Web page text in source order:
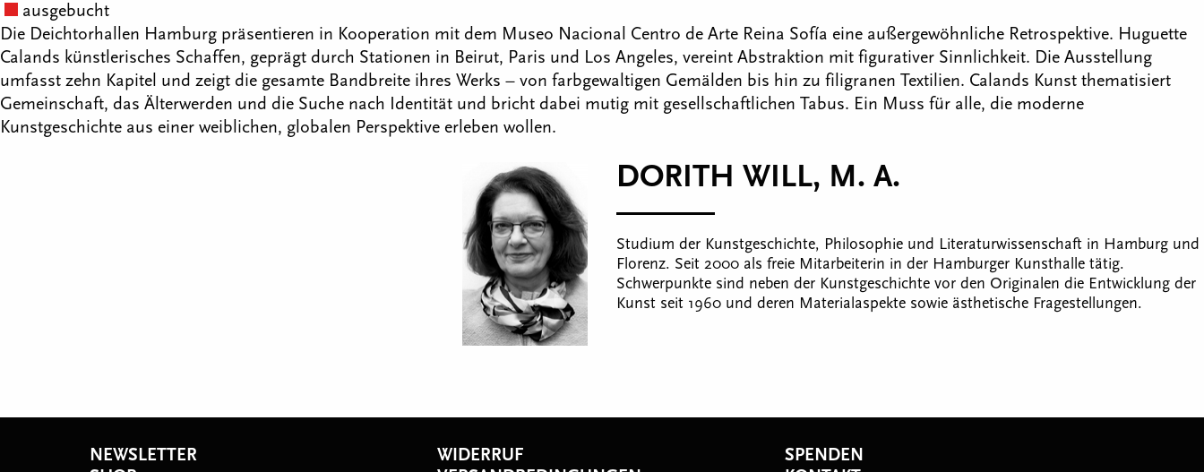
ausgebucht
Die Deichtorhallen Hamburg präsentieren in Kooperation mit dem Museo Nacional Centro de Arte Reina Sofía eine außergewöhnliche Retrospektive. Huguette
Calands künstlerisches Schaffen, geprägt durch Stationen in Beirut, Paris und Los Angeles, vereint Abstraktion mit figurativer Sinnlichkeit. Die Ausstellung
umfasst zehn Kapitel und zeigt die gesamte Bandbreite ihres Werks – von farbgewaltigen Gemälden bis hin zu filigranen Textilien. Calands Kunst thematisiert
Gemeinschaft, das Älterwerden und die Suche nach Identität und bricht dabei mutig mit gesellschaftlichen Tabus. Ein Muss für alle, die moderne
Kunstgeschichte aus einer weiblichen, globalen Perspektive erleben wollen.
DORITH WILL, M. A.
Studium der Kunstgeschichte, Philosophie und Literaturwissenschaft in Hamburg und
Florenz. Seit 2000 als freie Mitarbeiterin in der Hamburger Kunsthalle tätig.
Schwerpunkte sind neben der Kunstgeschichte vor den Originalen die Entwicklung der
Kunst seit 1960 und deren Materialaspekte sowie ästhetische Fragestellungen.
NEWSLETTER
WIDERRUF
SPENDEN